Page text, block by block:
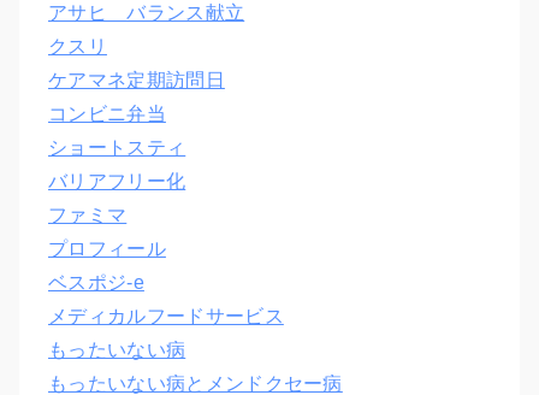
アサヒ バランス献立
クスリ
ケアマネ定期訪問日
コンビニ弁当
ショートスティ
バリアフリー化
ファミマ
プロフィール
ベスポジ-e
メディカルフードサービス
もったいない病
もったいない病とメンドクセー病